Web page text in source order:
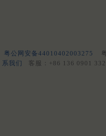
粤公网安备44010402003275
系我们
客服：+86 136 0901